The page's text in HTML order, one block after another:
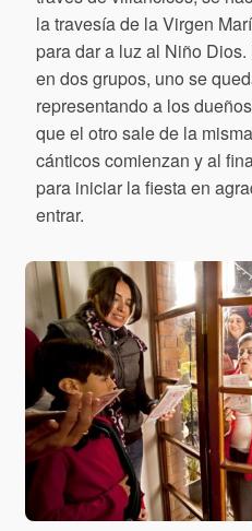
la travesía de la Virgen
para dar a luz al Niño
en dos grupos, uno se
representando a los
que el otro sale de la
cánticos comienzan y al
para iniciar la fiesta en
entrar.